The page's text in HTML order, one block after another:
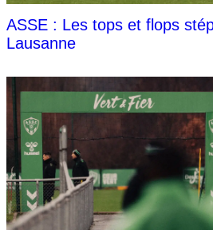
ASSE : Les tops et flops
Lausanne